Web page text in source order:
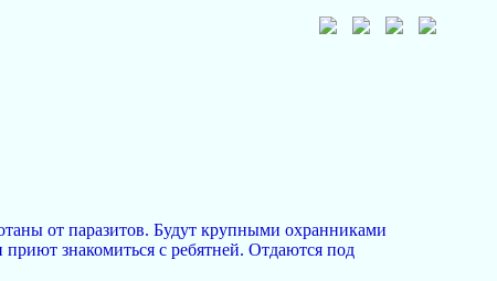
от паразитов. Будут крупными охранниками
знакомиться с ребятней. Отдаются под